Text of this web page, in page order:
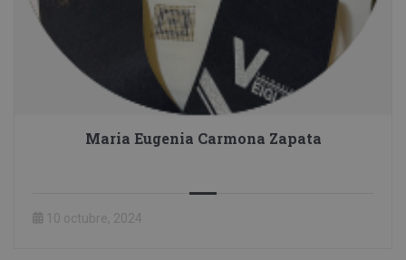
Maria Eugenia Carmona Zapata
10 octubre, 2024